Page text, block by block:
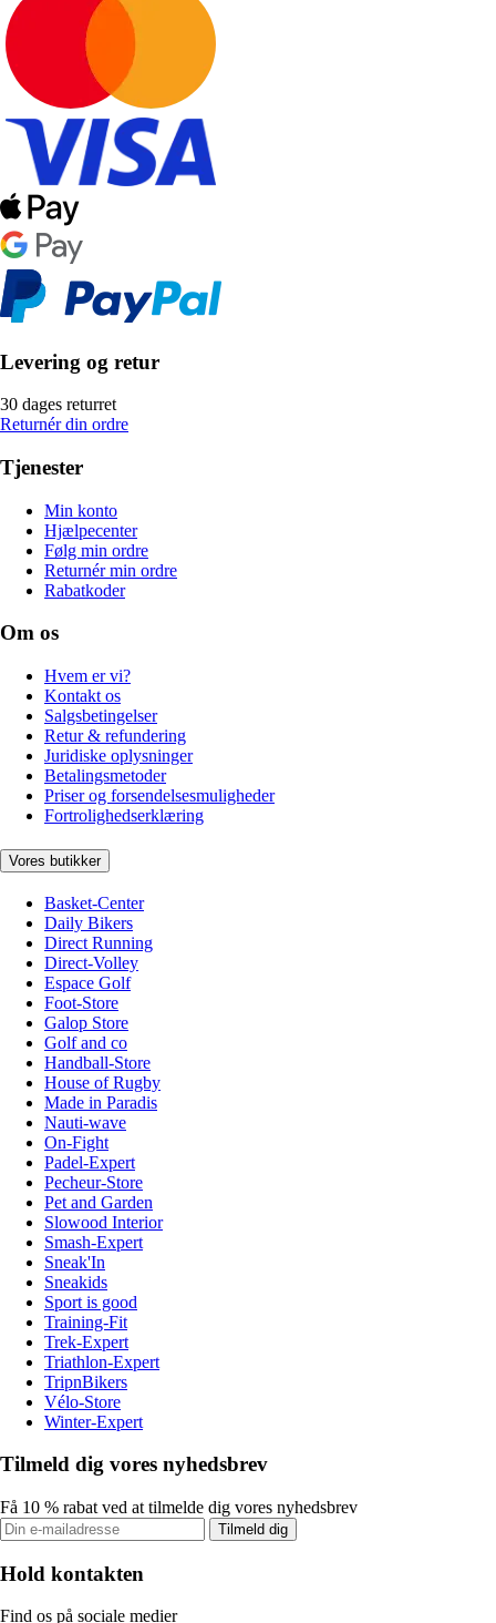
Levering og retur
30 dages returret
Returnér din ordre
Tjenester
Min konto
Hjælpecenter
Følg min ordre
Returnér min ordre
Rabatkoder
Om os
Hvem er vi?
Kontakt os
Salgsbetingelser
Retur & refundering
Juridiske oplysninger
Betalingsmetoder
Priser og forsendelsesmuligheder
Fortrolighedserklæring
Vores butikker
Basket-Center
Daily Bikers
Direct Running
Direct-Volley
Espace Golf
Foot-Store
Galop Store
Golf and co
Handball-Store
House of Rugby
Made in Paradis
Nauti-wave
On-Fight
Padel-Expert
Pecheur-Store
Pet and Garden
Slowood Interior
Smash-Expert
Sneak'In
Sneakids
Sport is good
Training-Fit
Trek-Expert
Triathlon-Expert
TripnBikers
Vélo-Store
Winter-Expert
Tilmeld dig vores nyhedsbrev
Få 10 % rabat ved at tilmelde dig vores nyhedsbrev
Tilmeld dig
Hold kontakten
Find os på sociale medier